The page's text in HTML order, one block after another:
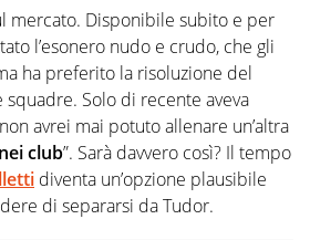
mercato. Disponibile subito e per
l’esonero nudo e crudo, che gli
ha preferito la risoluzione del
Solo di recente aveva
avrei mai potuto allenare un’altra
club”. Sarà davvero così? Il tempo
diventa un’opzione plausibile
di separarsi da Tudor.